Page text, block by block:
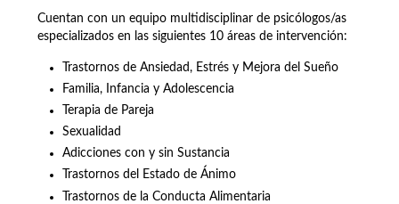
Cuentan con un equipo multidisciplinar de psicólogos/as
especializados en las siguientes 10 áreas de intervención:
Trastornos de Ansiedad, Estrés y Mejora del Sueño
Familia, Infancia y Adolescencia
Terapia de Pareja
Sexualidad
Adicciones con y sin Sustancia
Trastornos del Estado de Ánimo
Trastornos de la Conducta Alimentaria